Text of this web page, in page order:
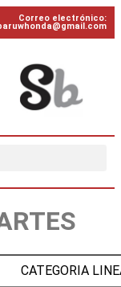
Correo electrónico:
CATEGORIA